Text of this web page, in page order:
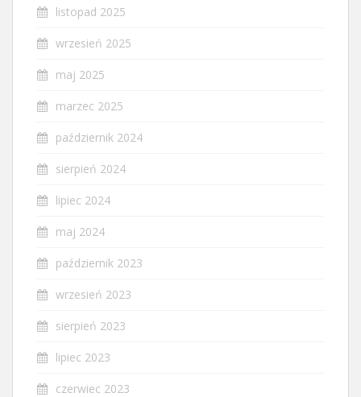
listopad 2025
wrzesień 2025
maj 2025
marzec 2025
październik 2024
sierpień 2024
lipiec 2024
maj 2024
październik 2023
wrzesień 2023
sierpień 2023
lipiec 2023
czerwiec 2023